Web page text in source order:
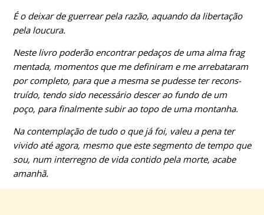
É o deixar de guerrear pela razão, aquando da libertação
pela loucura.
Neste livro poderão encontrar pedaços de uma alma frag­
mentada, momentos que me definiram e me arrebataram
por completo, para que a mesma se pudesse ter recons­
truído, tendo sido necessário descer ao fundo de um
poço, para finalmente subir ao topo de uma montanha.
Na contemplação de tudo o que já foi, valeu a pena ter
vivido até agora, mesmo que este segmento de tempo que
sou, num interregno de vida contido pela morte, acabe
amanhã.